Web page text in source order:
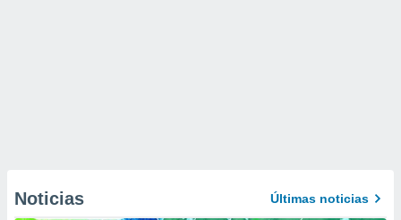
Noticias Últimas noticias